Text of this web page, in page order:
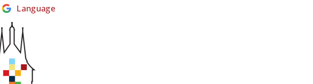
Language